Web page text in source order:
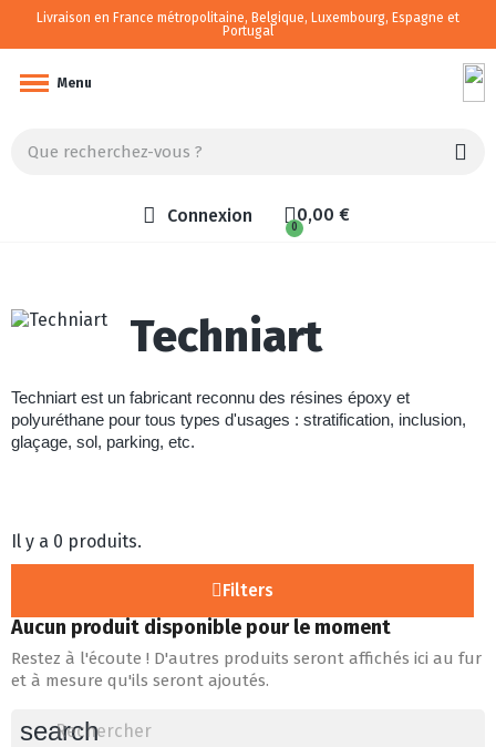
Livraison en France métropolitaine, Belgique, Luxembourg, Espagne et
Portugal
Menu
Connexion 0,00 €
Techniart
Techniart est un fabricant reconnu des résines époxy et
polyuréthane pour tous types d'usages : stratification, inclusion,
glaçage, sol, parking, etc.
Il y a 0 produits.
Filters
Aucun produit disponible pour le moment
Restez à l'écoute ! D'autres produits seront affichés ici au fur
et à mesure qu'ils seront ajoutés.
search